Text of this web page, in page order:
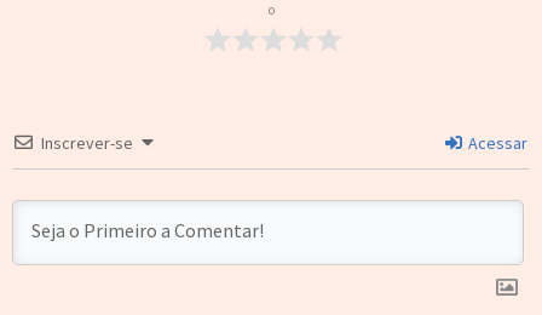
o
Inscrever-se Acessar